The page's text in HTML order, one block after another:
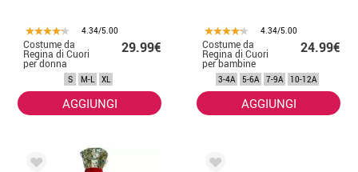
4.34/5.00
Costume da
Regina di Cuori
per donna
29.99€
S M-L XL
AGGIUNGI
4.34/5.00
Costume da
Regina di Cuori
per bambine
24.99€
3-4A 5-6A 7-9A 10-12A
AGGIUNGI